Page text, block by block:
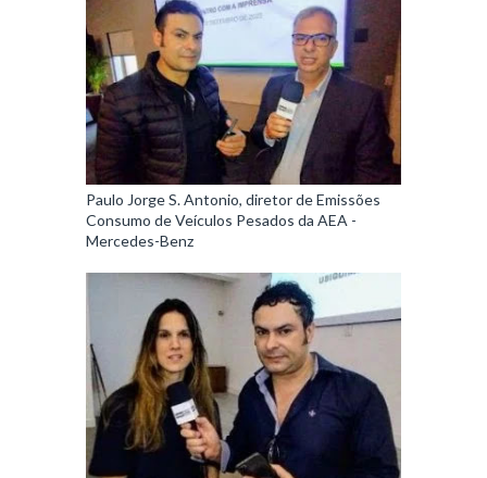
Paulo Jorge S. Antonio, diretor de Emissões
Consumo de Veículos Pesados da AEA -
Mercedes-Benz